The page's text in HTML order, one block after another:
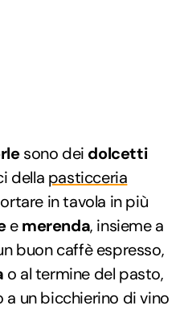
sono dei dolcetti
della pasticceria
in tavola in più
emerenda, insieme a
buon caffè espresso,
o al termine del pasto,
un bicchierino di vino